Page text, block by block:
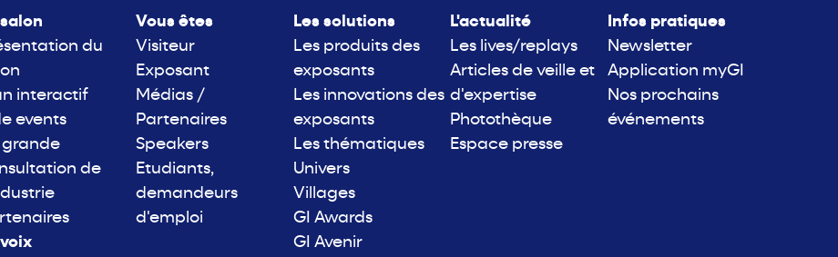
du
interactif
events
grande
de
Vous êtes
Visiteur
Exposant
Médias /
Partenaires
Speakers
Etudiants,
demandeurs
d'emploi
Les solutions
Les produits des
exposants
Les innovations des
exposants
Les thématiques
Univers
Villages
GI Awards
GI Avenir
L'actualité
Les lives/replays
Articles de veille et
d'expertise
Photothèque
Espace presse
Infos pratiques
Newsletter
Application myGI
Nos prochains
événements